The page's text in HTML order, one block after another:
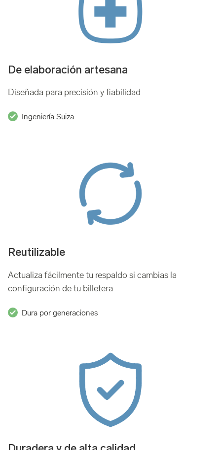
De elaboración artesana
Diseñada para precisión y fiabilidad
Ingeniería Suiza
Reutilizable
Actualiza fácilmente tu respaldo si cambias la
configuración de tu billetera
Dura por generaciones